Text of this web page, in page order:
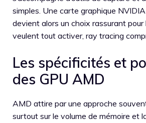
simples. Une carte graphique
devient alors un choix rassurant pour
veulent tout activer, ray tracing
Les spécificités et
des GPU AMD
AMD attire par une approche
surtout sur le volume de mémoire et